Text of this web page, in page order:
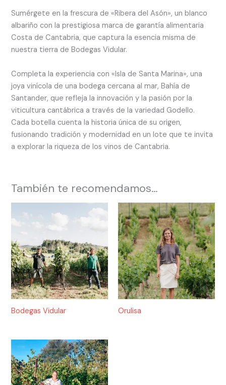
Sumérgete en la frescura de «Ribera del Asón», un blanco
albariño con la prestigiosa marca de garantía alimentaria
Costa de Cantabria, que captura la esencia misma de
nuestra tierra de Bodegas Vidular.
Completa la experiencia con «Isla de Santa Marina», una
joya vinícola de una bodega cercana al mar, Bahía de
Santander, que refleja la innovación y la pasión por la
viticultura cantábrica a través de la variedad Godello.
Cada botella cuenta la historia única de su origen,
fusionando tradición y modernidad en un lote que te invita
a explorar la riqueza de los vinos de Cantabria.
También te recomendamos…
Bodegas Vidular Orulisa